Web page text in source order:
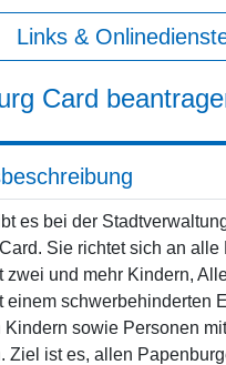
Links &
Card
es bei der
Sie richtet sich an alle
zwei und mehr Kindern,
einem schwerbehinderten
Kindern sowie Personen
Ziel ist es, allen